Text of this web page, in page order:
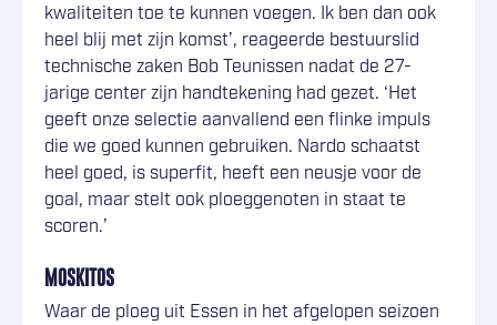
kwaliteiten toe te kunnen voegen. Ik ben dan ook
heel blij met zijn komst’, reageerde bestuurslid
technische zaken Bob Teunissen nadat de 27-
jarige center zijn handtekening had gezet. ‘Het
geeft onze selectie aanvallend een flinke impuls
die we goed kunnen gebruiken. Nardo schaatst
heel goed, is superfit, heeft een neusje voor de
goal, maar stelt ook ploeggenoten in staat te
scoren.’
MOSKITOS
Waar de ploeg uit Essen in het afgelopen seizoen